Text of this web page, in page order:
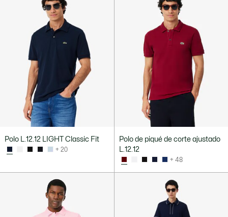
Polo L.12.12 LIGHT Classic Fit
+ 20
Polo de piqué de corte ajustado
L.12.12
+ 48